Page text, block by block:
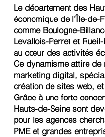
Le département des
économique de l’Île-de-
comme Boulogne-
Levallois-Perret et
au cœur des activités
Ce dynamisme attire de
marketing digital,
création de sites web,
Grâce à une forte
Hauts-de-Seine sont
pour les agences
PME et grandes